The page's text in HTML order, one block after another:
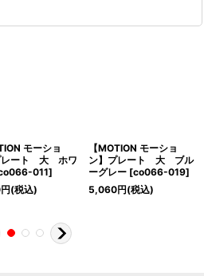
モーショ
レート 大 ホワ
011]
円(税込)
【MOTION モーショ
ン】プレート 大 ブル
ーグレー [co066-019]
5,060円(税込)